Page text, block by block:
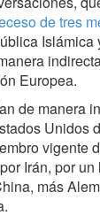
de tres
Islámica
Europea.
de manera
Unidos
vigente
Irán, por
más